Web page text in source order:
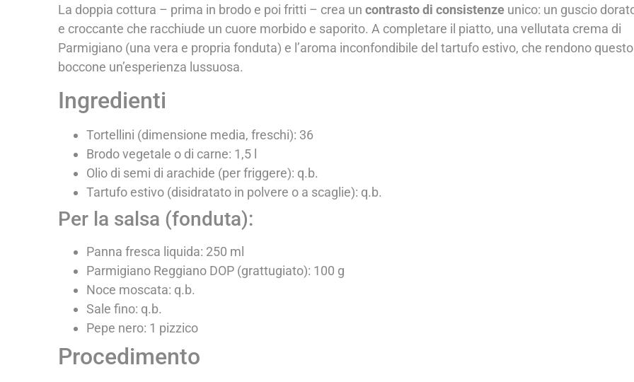
La doppia cottura – prima in brodo e poi fritti – crea un contrasto di consistenze unico: un guscio
e croccante che racchiude un cuore morbido e saporito. A completare il piatto, una vellutata crema di
Parmigiano (una vera e propria fonduta) e l’aroma inconfondibile del tartufo estivo, che rendono questo
boccone un’esperienza lussuosa.
Ingredienti
Tortellini (dimensione media, freschi): 36
Brodo vegetale o di carne: 1,5 l
Olio di semi di arachide (per friggere): q.b.
Tartufo estivo (disidratato in polvere o a scaglie): q.b.
Per la salsa (fonduta):
Panna fresca liquida: 250 ml
Parmigiano Reggiano DOP (grattugiato): 100 g
Noce moscata: q.b.
Sale fino: q.b.
Pepe nero: 1 pizzico
Procedimento